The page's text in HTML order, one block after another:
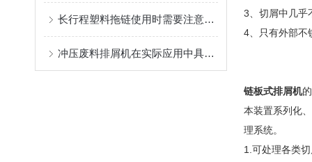
长行程塑料拖链使用时需要注意哪些方面?
冲压废料排屑机在实际应用中具有的优点
3、切屑中几乎
4、只有外部不
链板式排屑机
本装置系列化
理系统。
1.可处理各类